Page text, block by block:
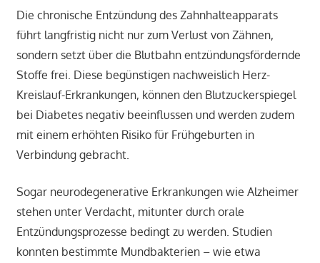
Die chronische Entzündung des Zahnhalteapparats
führt langfristig nicht nur zum Verlust von Zähnen,
sondern setzt über die Blutbahn entzündungsfördernde
Stoffe frei. Diese begünstigen nachweislich Herz-
Kreislauf-Erkrankungen, können den Blutzuckerspiegel
bei Diabetes negativ beeinflussen und werden zudem
mit einem erhöhten Risiko für Frühgeburten in
Verbindung gebracht.
Sogar neurodegenerative Erkrankungen wie Alzheimer
stehen unter Verdacht, mitunter durch orale
Entzündungsprozesse bedingt zu werden. Studien
konnten bestimmte Mundbakterien – wie etwa